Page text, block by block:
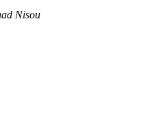
Nisou